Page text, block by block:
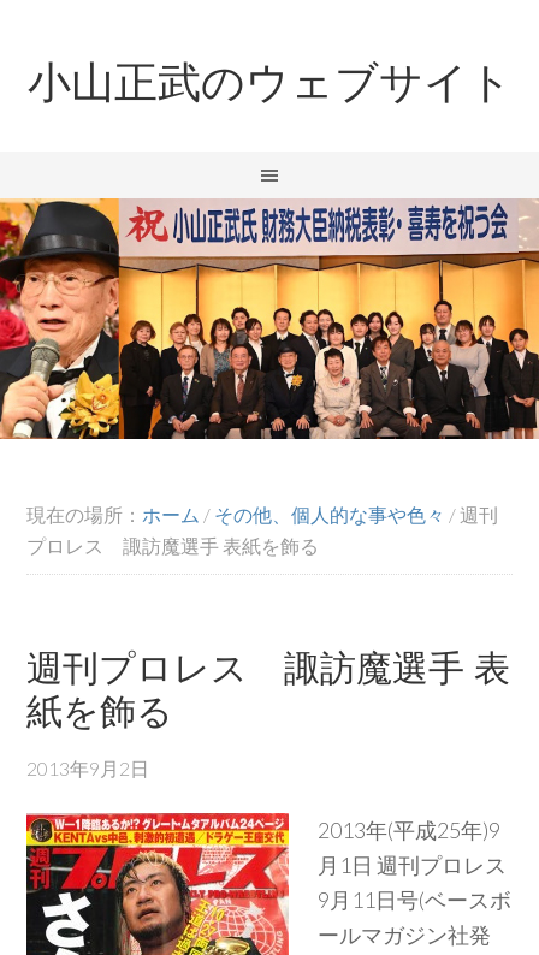
小山正武のウェブサイト
現在の場所： ホーム / その他、個人的な事や色々 /週刊
プロレス 諏訪魔選手 表紙を飾る
週刊プロレス 諏訪魔選手 表
紙を飾る
2013年9月2日
2013年(平成25年)9
月1日 週刊プロレス
9月11日号(ベースボ
ールマガジン社発